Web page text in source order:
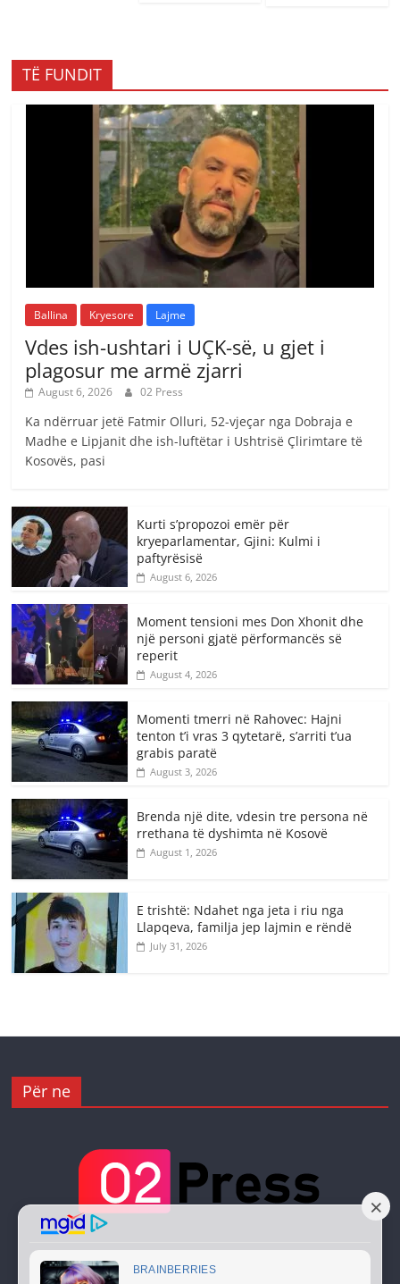
TË FUNDIT
Ballina Kryesore Lajme
Vdes ish-ushtari i UÇK-së, u gjet i
plagosur me armë zjarri
August 6, 2026 02 Press
Ka ndërruar jetë Fatmir Olluri, 52-vjeçar nga Dobraja e
Madhe e Lipjanit dhe ish-luftëtar i Ushtrisë Çlirimtare të
Kosovës, pasi
Kurti s’propozoi emër për
kryeparlamentar, Gjini: Kulmi i
paftyrësisë
August 6, 2026
Moment tensioni mes Don Xhonit dhe
një personi gjatë përformancës së
reperit
August 4, 2026
Momenti tmerri në Rahovec: Hajni
tenton t’i vras 3 qytetarë, s’arriti t’ua
grabis paratë
August 3, 2026
Brenda një dite, vdesin tre persona në
rrethana të dyshimta në Kosovë
August 1, 2026
E trishtë: Ndahet nga jeta i riu nga
Llapqeva, familja jep lajmin e rëndë
July 31, 2026
Për ne